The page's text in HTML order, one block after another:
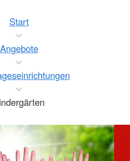
Start
Angebote